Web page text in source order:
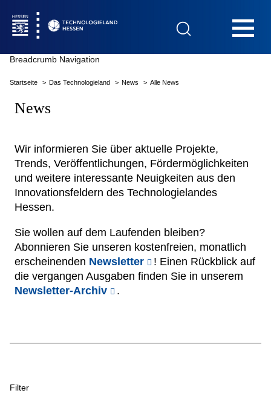
Das Technologieland
Innovationsfelder
Beratung & Förderung
Netzwerke
Breadcrumb Navigation
Startseite Das Technologieland News Alle News
News
Wir informieren Sie über aktuelle Projekte,
Trends, Veröffentlichungen, Fördermöglichkeiten
und weitere interessante Neuigkeiten aus den
Innovationsfeldern des Technologielandes
Hessen.
Sie wollen auf dem Laufenden bleiben?
Abonnieren Sie unseren kostenfreien, monatlich
erscheinenden Newsletter
! Einen Rückblick auf
die vergangen Ausgaben finden Sie in unserem
Newsletter-Archiv
.
Filter